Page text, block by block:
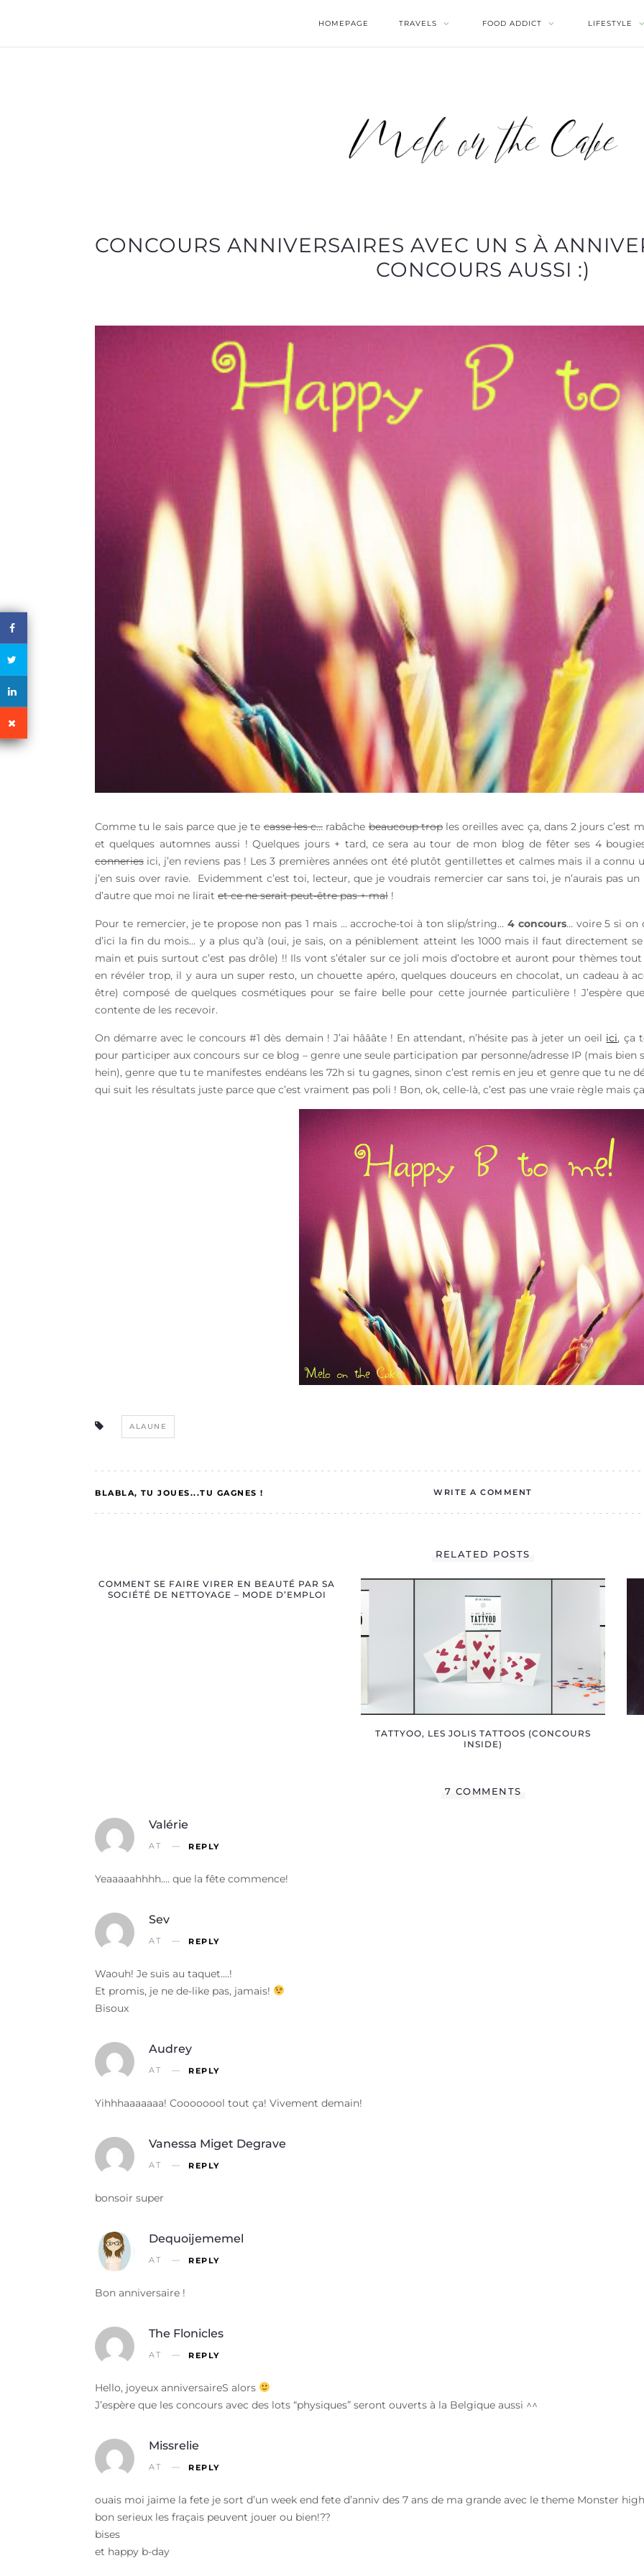
HOMEPAGE TRAVELS FOOD ADDICT LIFESTYLE
CONCOURS ANNIVERSAIRES AVEC UN S À
CONCOURS AUSSI :)
Comme tu le sais parce que je tecasse les c… rabâchebeaucoup troples oreilles avec ça, dans 2 jours c’est
et quelques automnes aussi ! Quelques jours + tard, ce sera au tour de mon blog de fêter ses 4
conneries ici, j’en reviens pas ! Les 3 premières années ont été plutôt gentillettes et calmes mais il a
j’en suis over ravie. Evidemment c’est toi, lecteur, que je voudrais remercier car sans toi, je n’aurais pas
d’autre que moi ne lirait et ce ne serait peut-être pas + mal !
Pour te remercier, je te propose non pas 1 mais … accroche-toi à ton slip/string… 4 concours… voire 5 si on
d’ici la fin du mois… y a plus qu’à (oui, je sais, on a péniblement atteint les 1000 mais il faut directement
main et puis surtout c’est pas drôle) !! Ils vont s’étaler sur ce joli mois d’octobre et auront pour thèmes
en révéler trop, il y aura un super resto, un chouette apéro, quelques douceurs en chocolat, un cadeau à
être) composé de quelques cosmétiques pour se faire belle pour cette journée particulière ! J’espère
contente de les recevoir.
On démarre avec le concours #1 dès demain ! J’ai hâââte ! En attendant, n’hésite pas à jeter un oeil ici, ça
pour participer aux concours sur ce blog – genre une seule participation par personne/adresse IP (mais bien
hein), genre que tu te manifestes endéans les 72h si tu gagnes, sinon c’est remis en jeu et genre que tu ne
qui suit les résultats juste parce que c’est vraiment pas poli ! Bon, ok, celle-là, c’est pas une vraie règle mais
ALAUNE
BLABLA TU JOUES...TU GAGNES ! WRITE A COMMENT
RELATED POSTS
COMMENT SE FAIRE VIRER EN BEAUTÉ PAR SA
SOCIÉTÉ DE NETTOYAGE – MODE D’EMPLOI
TATTYOO, LES JOLIS TATTOOS (CONCOURS
INSIDE)
7 COMMENTS
Valérie
AT REPLY
Yeaaaaahhhh…. que la fête commence!
Sev
AT REPLY
Waouh! Je suis au taquet….!
Et promis, je ne de-like pas, jamais!
Bisoux
Audrey
AT REPLY
Yihhhaaaaaaa! Coooooool tout ça! Vivement demain!
Vanessa Miget Degrave
AT REPLY
bonsoir super
Dequoijememel
AT REPLY
Bon anniversaire !
The Flonicles
AT REPLY
Hello, joyeux anniversaireS alors
J’espère que les concours avec des lots “physiques” seront ouverts à la Belgique aussi ^^
Missrelie
AT REPLY
ouais moi jaime la fete je sort d’un week end fete d’anniv des 7 ans de ma grande avec le theme Monster
bon serieux les fraçais peuvent jouer ou bien!??
bises
et happy b-day